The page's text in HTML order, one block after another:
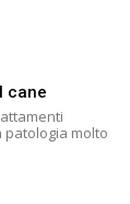
cane
patologia molto